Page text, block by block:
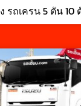
ถเครน 5 ตัน 10